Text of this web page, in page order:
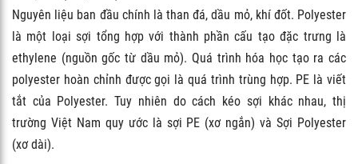
Nguyên liệu ban đầu chính là than đá, dầu mỏ, khí đốt. Polyester
là một loại sợi tổng hợp với thành phần cấu tạo đặc trưng là
ethylene (nguồn gốc từ dầu mỏ). Quá trình hóa học tạo ra các
polyester hoàn chỉnh được gọi là quá trình trùng hợp. PE là viết
tắt của Polyester. Tuy nhiên do cách kéo sợi khác nhau, thị
trường Việt Nam quy ước là sợi PE (xơ ngắn) và Sợi Polyester
(xơ dài).